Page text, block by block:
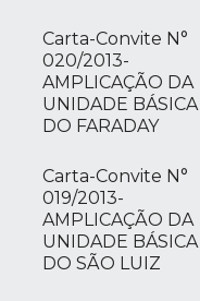
Carta-Convite N°
020/2013-
AMPLICAÇÃO DA
UNIDADE BÁSICA
DO FARADAY
Carta-Convite N°
019/2013-
AMPLICAÇÃO DA
UNIDADE BÁSICA
DO SÃO LUIZ